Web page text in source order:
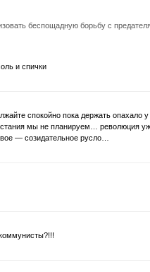
беспощадную борьбу с
и спички
спокойно пока держать опахало
мы не планируем… революция
— созидательное русло…